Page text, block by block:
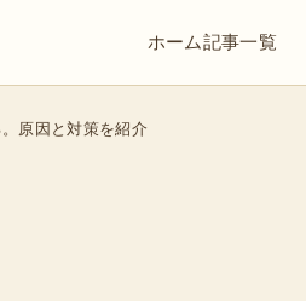
ホーム記事一覧
原因と対策を紹介